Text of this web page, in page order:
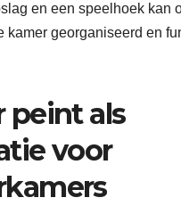
en een speelhoek kan
kamer georganiseerd en
peint als
voor